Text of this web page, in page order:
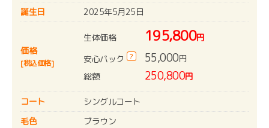
誕生日
2025年5月25日
価格
[税込価格]
生体価格 195,800円
安心パック
? 55,000円
総額
250,800円
コート
シングルコート
毛色
ブラウン